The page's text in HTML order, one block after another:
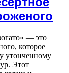
— это
которое
утонченному
Этот